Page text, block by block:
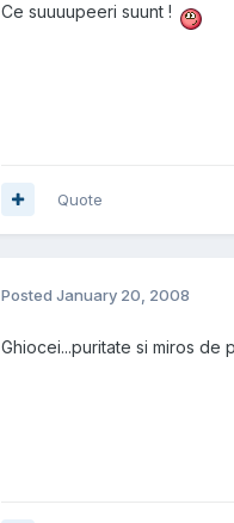
Ce suuuupeeri suunt !
Quote
Posted January 20, 2008
Ghiocei...puritate si miros de